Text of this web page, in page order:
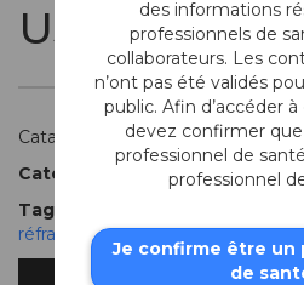
Usage
Catalogue de l'instrumentation à
Categories
Instruments à
Tags
réfractive.
des informations
professionnels de
collaborateurs. Les
n’ont pas été validés
public. Afin d’accéder
devez confirmer
professionnel de
professionnel
Je confirme être un
de